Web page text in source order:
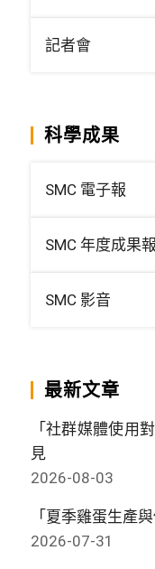
記者會
科學成果
SMC 電子報
SMC 年度成果
SMC 影音
最新文章
「社群媒體使用
見
2026-08-03
「夏季雞蛋生產
2026-07-31